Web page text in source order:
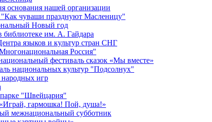
основания нашей организации
"Как чуваши празднуют Масленицу"
Новый год
библиотеке им. А. Гайдара
языков и культур стран СНГ
Россия"
фестиваль сказок «Мы вместе»
национальных культур "Подсолнух"
народных игр
парке "Швейцария"
гармошка! Пой, душа!»
межнациональный субботник